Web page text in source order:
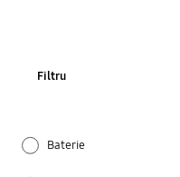
Filtru
Baterie